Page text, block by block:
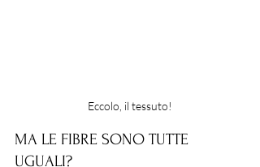
Eccolo, il tessuto!
MA LE FIBRE SONO TUTTE
UGUALI?